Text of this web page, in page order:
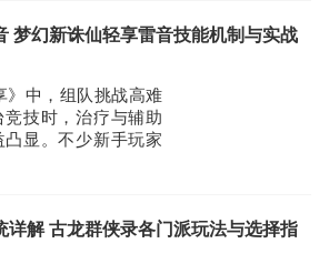
面为大家详细梳理
法。开启无名山洞
梦幻新诛仙轻享雷音技能机制与实战
》中，组队挑战高难
技时，治疗与辅助
显。不少新手玩家
职业的实战表现——
：雷音是天音寺门
，以电系功法为根
详解 古龙群侠录各门派玩法与选择指